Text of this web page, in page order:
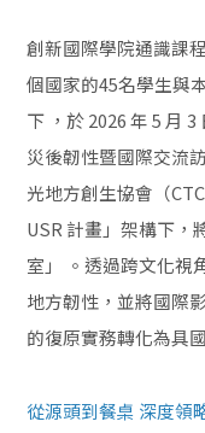
創新國際學院通識課
個國家的45名學生與
下 ，於 2026 年 5 月
災後韌性暨國際交流
光地方創生協會（
USR 計畫」架構下，
室」 。透過跨文化視
地方韌性，並將國際
的復原實務轉化為具
從源頭到餐桌 深度領